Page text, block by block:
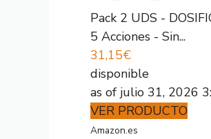
Pack 2 UDS -
5 Acciones - Sin...
31,15€
disponible
as of julio 31, 2026
VER PRODUCTO
Amazon.es